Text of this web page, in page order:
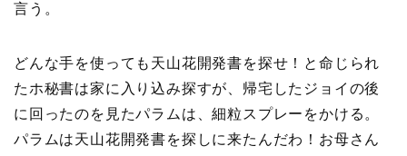
言う。
どんな手を使っても天山花開発書を探せ！と命じられ
たホ秘書は家に入り込み探すが、帰宅したジョイの後
に回ったのを見たパラムは、細粒スプレーをかける。
パラムは天山花開発書を探しに来たんだわ！お母さん